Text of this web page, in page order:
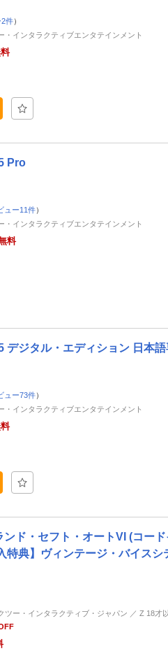
2件）
・インタラクティブエンタテインメント
Pro
ュー11件）
・インタラクティブエンタテインメント
料
デジタル・エディション 日本
ュー73件）
・インタラクティブエンタテインメント
ンド・セフト・オートVI (コー
特典】ヴィンテージ・バイスシ
ツー・インタラクティブ・ジャパン ／ Z 18才